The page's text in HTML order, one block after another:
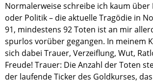
Normalerweise schreibe ich kaum über
oder Politik – die aktuelle Tragödie in
91, mindestens 92 Toten ist an mir
spurlos vorüber gegangen. In meinem
sich dabei Trauer, Verzeiflung, Wut,
Freude! Trauer: Die Anzahl der Toten
der laufende Ticker des Goldkurses,